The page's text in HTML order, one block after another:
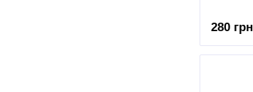
280 грн